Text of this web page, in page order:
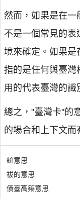
然而，如果是在一
不是一個常見的
境來確定。如果是
指的是任何與臺灣
用的代表臺灣的識
總之，"臺灣卡"的
的場合和上下文而
紒意思
祓的意思
債臺高築意思